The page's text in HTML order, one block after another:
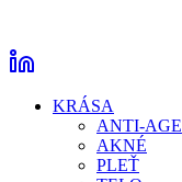
KRÁSA
ANTI-AGE
AKNÉ
PLEŤ